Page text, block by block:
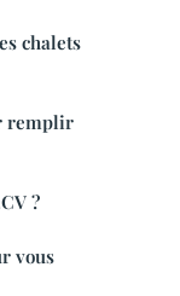
chalets
remplir
?
vous